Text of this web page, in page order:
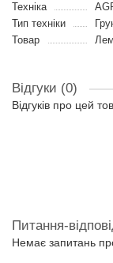
Техніка
Тип техніки
Товар
Відгуки (0)
Відгуків про цей
Питання-
Немає запитань